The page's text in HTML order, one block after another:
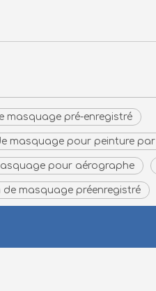
masquage pré-enregistré
masquage pour peinture
pour aérographe
de masquage préenregistré